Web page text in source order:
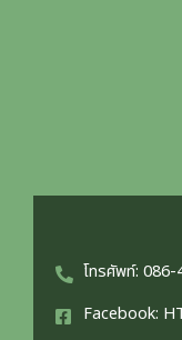
โทรศัพท์:
Facebook: